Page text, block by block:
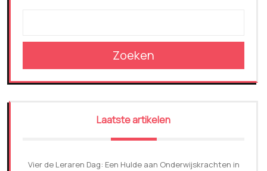
Zoeken
Laatste artikelen
Vier de Leraren Dag: Een Hulde aan Onderwijskrachten in